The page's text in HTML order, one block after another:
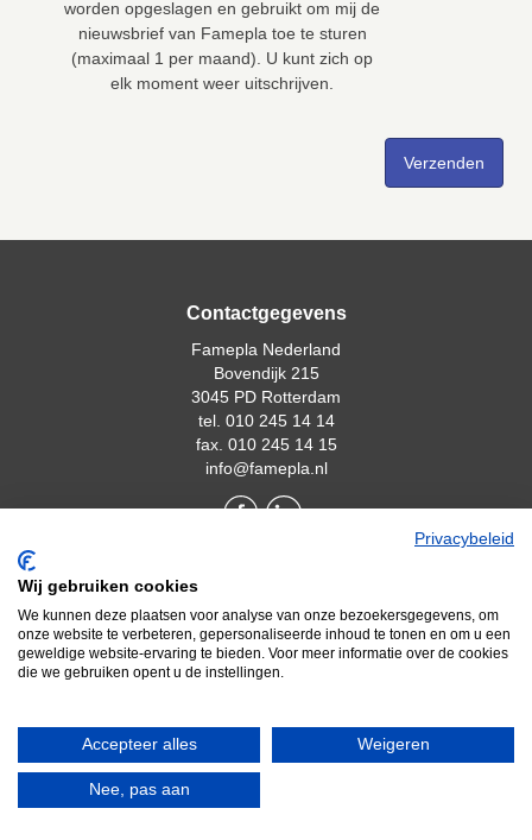
worden opgeslagen en gebruikt om mij de
nieuwsbrief van Famepla toe te sturen
(maximaal 1 per maand). U kunt zich op
elk moment weer uitschrijven.
Contactgegevens
Famepla Nederland
Bovendijk 215
3045 PD Rotterdam
tel. 010 245 14 14
fax. 010 245 14 15
info@famepla.nl
Wie is Famepla?
Nieuws
Waar kunnen we u mee van dienst zijn?
Privacybeleid
Wij gebruiken cookies
We kunnen deze plaatsen voor analyse van onze bezoekersgegevens, om
onze website te verbeteren, gepersonaliseerde inhoud te tonen en om u een
geweldige website-ervaring te bieden. Voor meer informatie over de cookies
die we gebruiken opent u de instellingen.
Accepteer alles Weigeren
Nee, pas aan